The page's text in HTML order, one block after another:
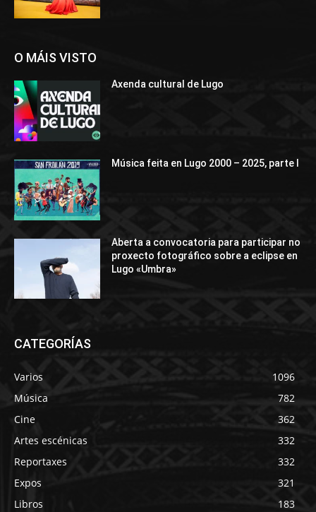
O MÁIS VISTO
Axenda cultural de Lugo
Música feita en Lugo 2000 – 2025, parte I
Aberta a convocatoria para participar no
proxecto fotográfico sobre a eclipse en
Lugo «Umbra»
CATEGORÍAS
Varios
1096
Música
782
Cine
362
Artes escénicas
332
Reportaxes
332
Expos
321
Libros
183